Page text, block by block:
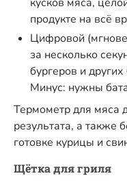
продукте на всё
Цифровой
за несколько
бургеров и
Минус: нужны
Термометр для мяса
результата, а также
готовке курицы и
Щётка для гриля